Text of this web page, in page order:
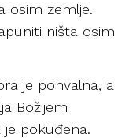
osim zemlje.
ništa osim
je pohvalna, a
Božijem
je pokuđena.